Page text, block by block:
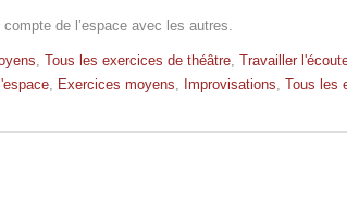
de l’espace avec les autres.
, Tous les exercices de théâtre, Travailler
, Exercices moyens, Improvisations, Tous les